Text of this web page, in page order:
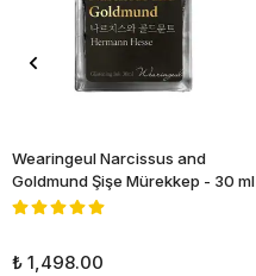
Wearingeul Narcissus and
Goldmund Şişe Mürekkep - 30 ml
₺ 1,498.00